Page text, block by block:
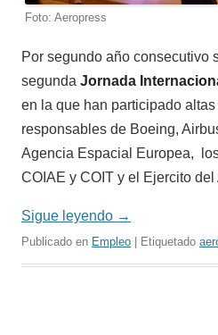
Foto: Aeropress
Por segundo año consecutivo
segunda Jornada
en la que han participado
responsables de Boeing,
Agencia Espacial Europea,
COIAE y COIT y el Ejercito del
Sigue leyendo →
Publicado en Empleo | Etiquetado